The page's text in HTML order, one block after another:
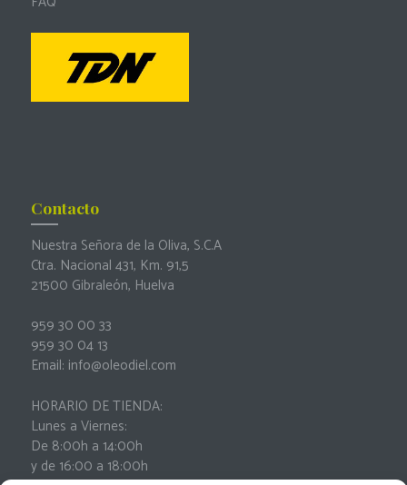
Contacto
Nuestra Señora de la Oliva, S.C.A
Ctra. Nacional 431, Km. 91,5
21500 Gibraleón, Huelva
959 30 00 33
959 30 04 13
Email: info@oleodiel.com
HORARIO DE TIENDA:
Lunes a Viernes:
De 8:00h a 14:00h
y de 16:00 a 18:00h